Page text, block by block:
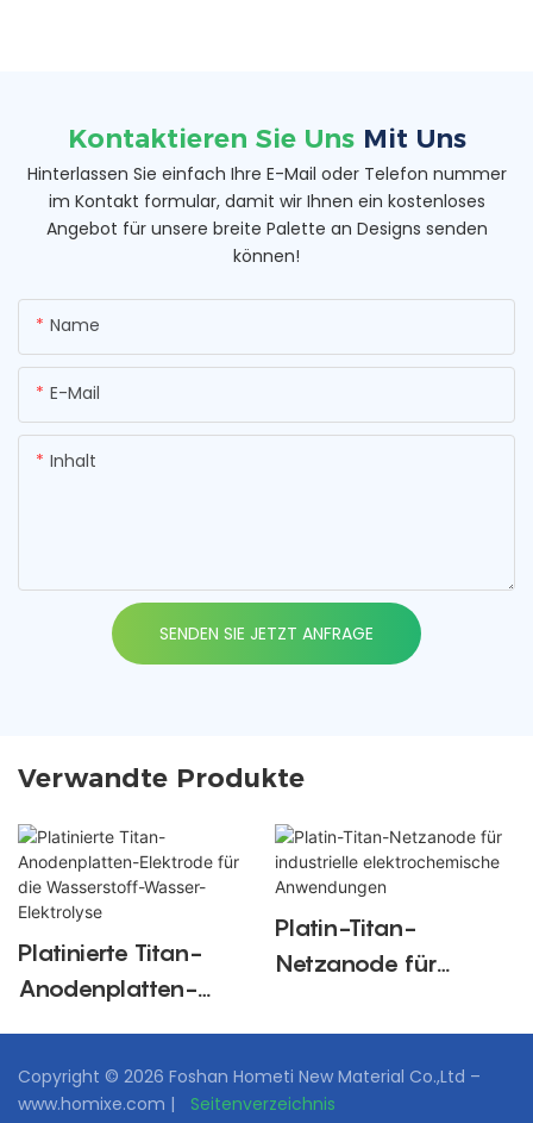
Kontaktieren Sie Uns Mit Uns
Hinterlassen Sie einfach Ihre E-Mail oder Telefon nummer
im Kontakt formular, damit wir Ihnen ein kostenloses
Angebot für unsere breite Palette an Designs senden
können!
Name
E-Mail
Inhalt
SENDEN SIE JETZT ANFRAGE
Verwandte Produkte
Platinierte Titan-
Anodenplatten-
Wasser-Elektrolyse
Platin-Titan-
Netzanode für
elektrochemische
Anwendungen
Copyright © 2026 Foshan Hometi New Material Co.,Ltd –
www.homixe.com |
Seitenverzeichnis